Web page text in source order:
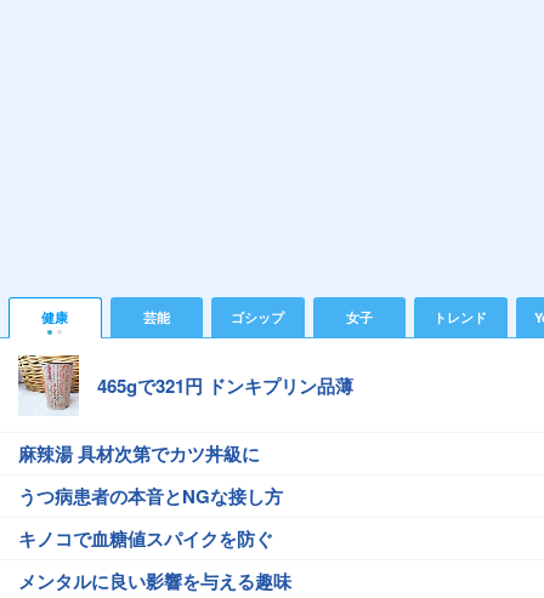
健康 芸能 ゴシップ 女子 トレンド
465gで321円 ドンキプリン品薄
麻辣湯 具材次第でカツ丼級に
うつ病患者の本音とNGな接し方
キノコで血糖値スパイクを防ぐ
メンタルに良い影響を与える趣味